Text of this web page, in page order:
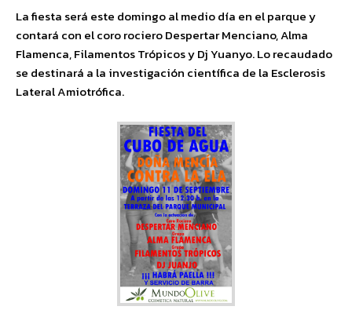
La fiesta será este domingo al medio día en el parque y
contará con el coro rociero Despertar Menciano, Alma
Flamenca, Filamentos Trópicos y Dj Yuanyo. Lo recaudado
se destinará a la investigación científica de la Esclerosis
Lateral Amiotrófica.